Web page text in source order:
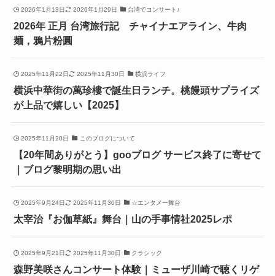
2026年1月13日 2026年1月29日 台湾でコンサート♪
2026年 正月 台湾旅行記 チャイナエアライン、牛肉
麺，鴉片粉圓
2025年11月22日 2025年11月30日 横浜ライフ
横浜中華街の萬珍樓で誕生日ランチ。桃饅頭サプライズ
が上品で嬉しい【2025】
2025年11月20日 このブログについて
【20年間ありがとう】gooブログ サービス終了に寄せて
｜ブログ黎明期の思い出
2025年9月24日 2025年11月30日 ☆エンタメー舞台
太宰治『お伽草紙』舞台｜山の手事情社2025レポ
2025年9月21日 2025年11月30日 クラシック
森野美咲さんコンサート体験｜ミューザ川崎で聴くリゲ